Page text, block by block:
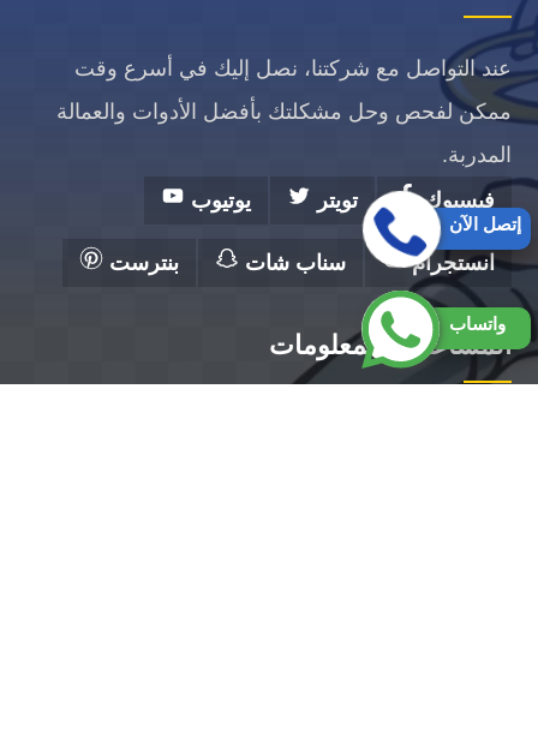
عند التواصل مع شركتنا، نصل إليك في أسرع وقت
ممكن لفحص وحل مشكلتك بأفضل الأدوات والعمالة
المدربة.
فيسبوك
تويتر يوتيوب
انستجرام سناب شات بنترست
المساعدة والمعلومات
واتساب
إتصل الآن